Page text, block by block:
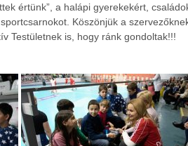
értünk”, a halápi gyerekekért,
Köszönjük a
Testületnek is, hogy ránk gondoltak!!!